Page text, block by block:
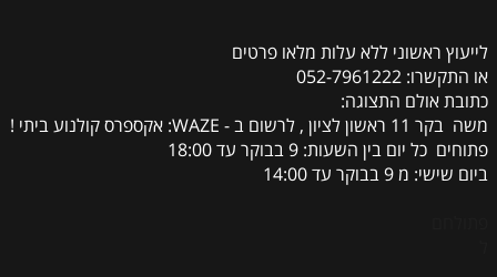
לייעוץ ראשוני ללא עלות מלאו פרטים
או התקשרו: 052-7961222
כתובת אולם התצוגה:
משה בקר 11 ראשון לציון , לרשום ב - WAZE: אקספרס קולנוע ביתי !
פתוחים כל יום בין השעות: 9 בבוקר עד 18:00
ביום שישי: מ 9 בבוקר עד 14:00